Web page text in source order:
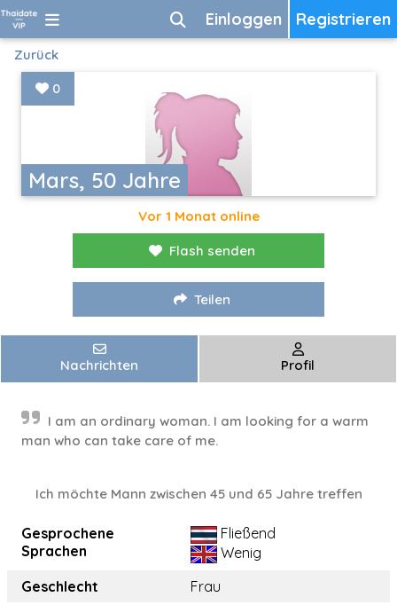
Registrieren
Einloggen
Zurück
Mars, 50 Jahre
0
Vor 1 Monat online
Flash senden
Teilen
Nachrichten Profil
I am an ordinary woman. I am looking for a warm
man who can take care of me.
Ich möchte Mann zwischen 45 und 65 Jahre treffen
Gesprochene
Sprachen
Fließend
Wenig
Geschlecht
Frau